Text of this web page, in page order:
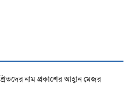
নাম প্রকাশের আহ্বান মেজর